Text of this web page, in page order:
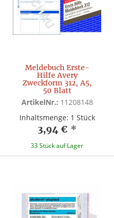
Meldebuch Erste-
Hilfe Avery
Zweckform 312, A5,
50 Blatt
ArtikelNr.: 11208148
Inhaltsmenge: 1 Stück
3,94 € *
33 Stück auf Lager